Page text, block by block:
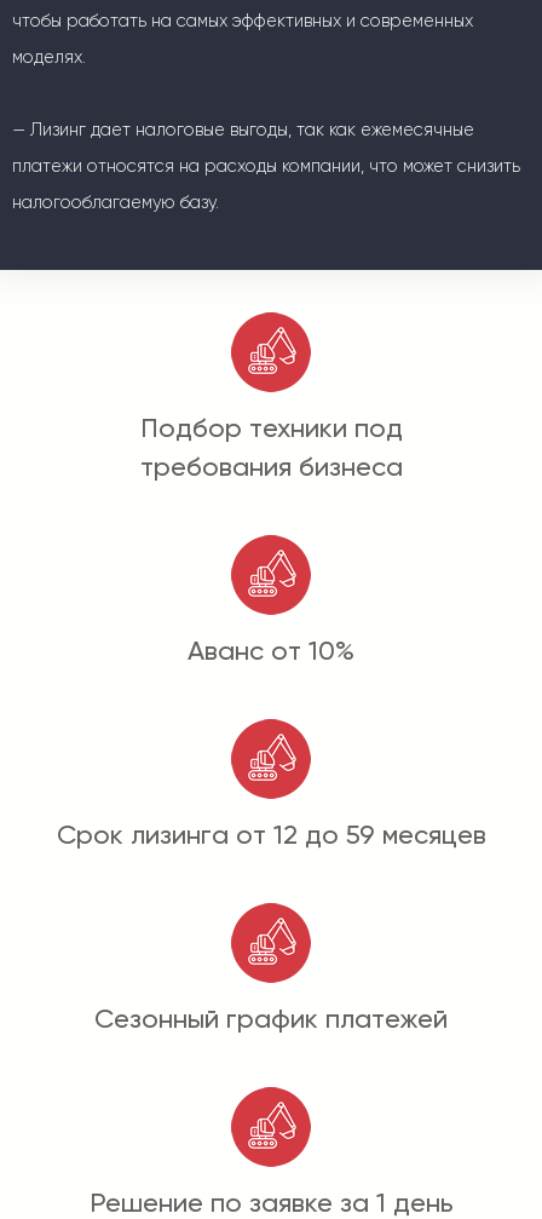
чтобы работать на самых эффективных и современных
моделях.
— Лизинг дает налоговые выгоды, так как ежемесячные
платежи относятся на расходы компании, что может снизить
налогооблагаемую базу.
Подбор техники под
требования бизнеса
Аванс от 10%
Срок лизинга от 12 до 59 месяцев
Сезонный график платежей
Решение по заявке за 1 день